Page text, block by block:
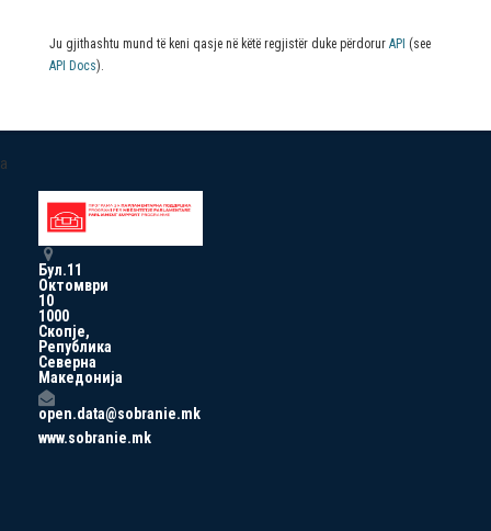
Ju gjithashtu mund të keni qasje në këtë regjistër duke përdorur API (see
API Docs).
a
Бул.11
Октомври
10
1000
Скопје,
Република
Северна
Македонија
open.data@sobranie.mk
www.sobranie.mk